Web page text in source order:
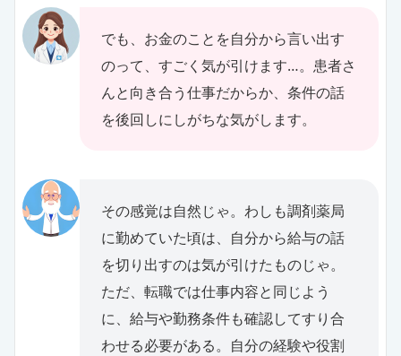
でも、お金のことを自分から言い出す
のって、すごく気が引けます…。患者さ
んと向き合う仕事だからか、条件の話
を後回しにしがちな気がします。
その感覚は自然じゃ。わしも調剤薬局
に勤めていた頃は、自分から給与の話
を切り出すのは気が引けたものじゃ。
ただ、転職では仕事内容と同じよう
に、給与や勤務条件も確認してすり合
わせる必要がある。自分の経験や役割